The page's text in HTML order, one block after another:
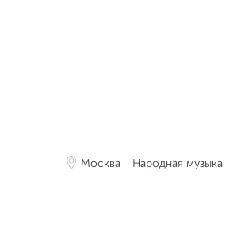
Москва Народная музыка